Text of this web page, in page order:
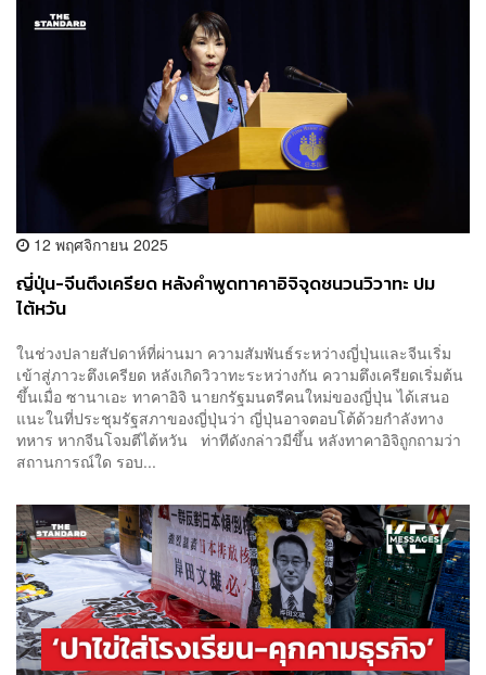
12 พฤศจิกายน 2025
ญี่ปุ่น-จีนตึงเครียด หลังคำพูดทาคาอิจิจุดชนวนวิวาทะ ปม
ไต้หวัน
ในช่วงปลายสัปดาห์ที่ผ่านมา ความสัมพันธ์ระหว่างญี่ปุ่นและจีนเริ่ม
เข้าสู่ภาวะตึงเครียด หลังเกิดวิวาทะระหว่างกัน ความตึงเครียดเริ่มต้น
ขึ้นเมื่อ ซานาเอะ ทาคาอิจิ นายกรัฐมนตรีคนใหม่ของญี่ปุ่น ได้เสนอ
แนะในที่ประชุมรัฐสภาของญี่ปุ่นว่า ญี่ปุ่นอาจตอบโต้ด้วยกำลังทาง
ทหาร หากจีนโจมตีไต้หวัน ท่าทีดังกล่าวมีขึ้น หลังทาคาอิจิถูกถามว่า
สถานการณ์ใด รอบ...